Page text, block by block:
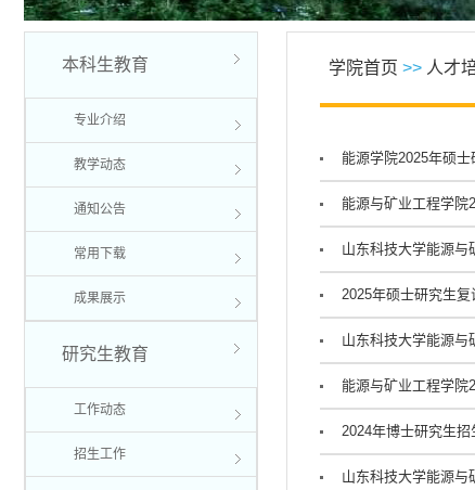
本科生教育
专业介绍
教学动态
通知公告
常用下载
成果展示
研究生教育
工作动态
招生工作
学院首页 >> 人才
能源学院2025年硕
能源与矿业工程学院
山东科技大学能源与
2025年硕士研究生
山东科技大学能源与
能源与矿业工程学院
2024年博士研究生
山东科技大学能源与